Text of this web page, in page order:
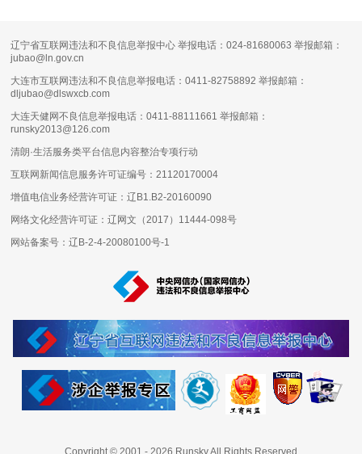
辽宁省互联网违法和不良信息举报中心 举报电话：024-81680063 举报邮箱：
jubao@ln.gov.cn
大连市互联网违法和不良信息举报电话：0411-82758892 举报邮箱：
dljubao@dlswxcb.com
大连天健网不良信息举报电话：0411-88111661 举报邮箱：
runsky2013@126.com
清朗·生活服务类平台信息内容整治专项行动
互联网新闻信息服务许可证编号：21120170004
增值电信业务经营许可证：辽B1.B2-20160090
网络文化经营许可证：辽网文（2017）11444-098号
网站备案号：辽B-2-4-20080100号-1
Copyright © 2001 - 2026 Runsky All Rights Reserved